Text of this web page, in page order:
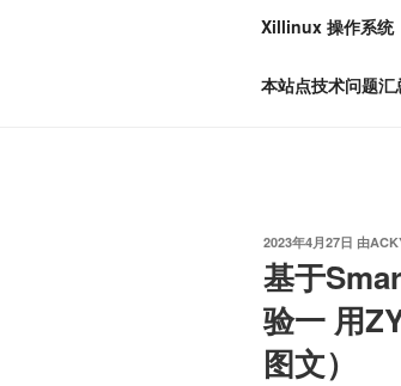
Xillinux 操作系统
本站点技术问题汇
发
布
于
2023年4月27日 由
基于
验一 用
图文）